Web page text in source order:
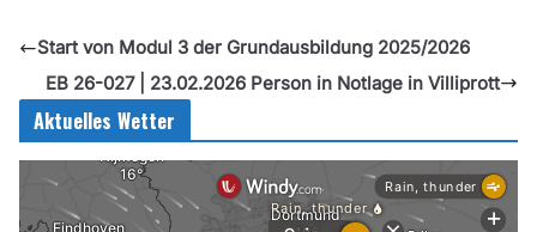
Start von Modul 3 der Grundausbildung 2025/2026
EB 26-027 | 23.02.2026 Person in Notlage in Villiprott
Aktuelles Wetter